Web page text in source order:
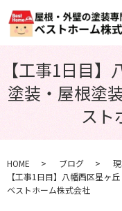
【工事1日目
塗装・屋根塗
スト
HOME ブログ
【工事1日目】八幡西区星ヶ
ベストホーム株式会社